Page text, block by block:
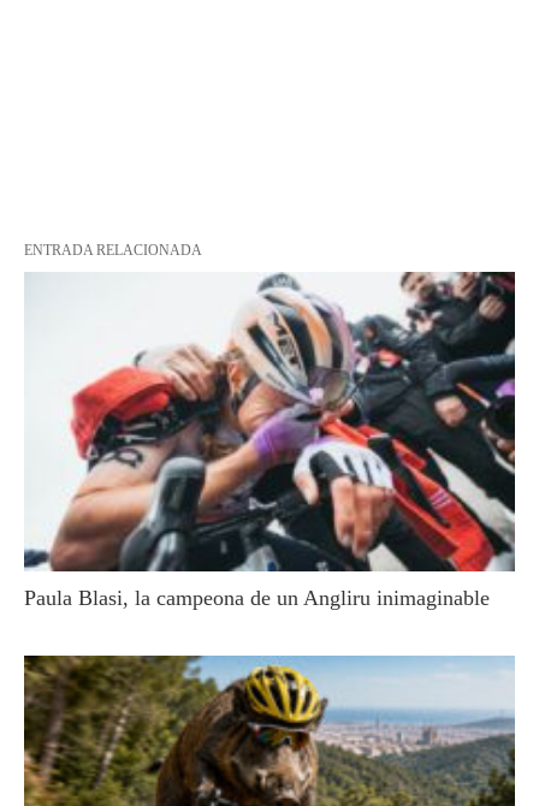
ENTRADA RELACIONADA
Paula Blasi, la campeona de un Angliru inimaginable